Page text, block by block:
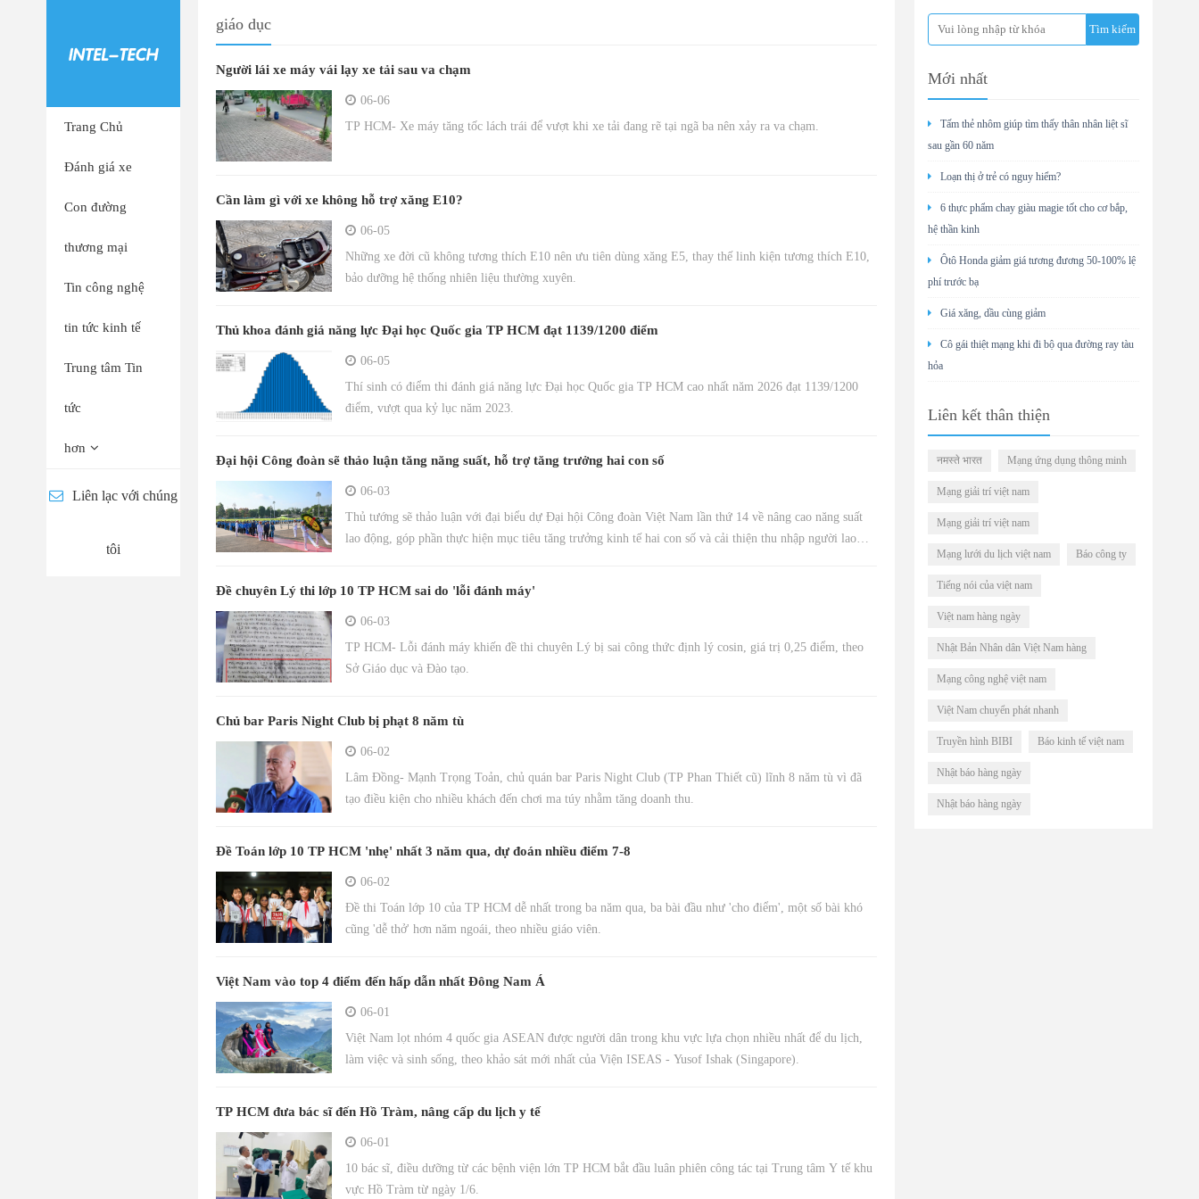
Trang Chủ
Đánh giá xe
Con đường
thương mại
Tin công nghệ
tin tức kinh tế
Trung tâm Tin
tức
hơn
Liên lạc với chúng
tôi
giáo dục
Người lái xe máy vái lạy xe tải sau va chạm
06-06
TP HCM- Xe máy tăng tốc lách trái để vượt khi xe tải đang rẽ tại ngã ba nên xảy ra va chạm.
Cần làm gì với xe không hỗ trợ xăng E10?
06-05
Những xe đời cũ không tương thích E10 nên ưu tiên dùng xăng E5, thay thế linh kiện tương thích E10,
bảo dưỡng hệ thống nhiên liệu thường xuyên.
Thủ khoa đánh giá năng lực Đại học Quốc gia TP HCM đạt 1139/1200 điểm
06-05
Thí sinh có điểm thi đánh giá năng lực Đại học Quốc gia TP HCM cao nhất năm 2026 đạt 1139/1200
điểm, vượt qua kỷ lục năm 2023.
Đại hội Công đoàn sẽ thảo luận tăng năng suất, hỗ trợ tăng trưởng hai con số
06-03
Thủ tướng sẽ thảo luận với đại biểu dự Đại hội Công đoàn Việt Nam lần thứ 14 về nâng cao năng suất
lao động, góp phần thực hiện mục tiêu tăng trưởng kinh tế hai con số và cải thiện thu nhập người lao
Đề chuyên Lý thi lớp 10 TP HCM sai do 'lỗi đánh máy'
06-03
TP HCM- Lỗi đánh máy khiến đề thi chuyên Lý bị sai công thức định lý cosin, giá trị 0,25 điểm, theo
Sở Giáo dục và Đào tạo.
Chủ bar Paris Night Club bị phạt 8 năm tù
06-02
Lâm Đồng- Mạnh Trọng Toản, chủ quán bar Paris Night Club (TP Phan Thiết cũ) lĩnh 8 năm tù vì đã
tạo điều kiện cho nhiều khách đến chơi ma túy nhằm tăng doanh thu.
Đề Toán lớp 10 TP HCM 'nhẹ' nhất 3 năm qua, dự đoán nhiều điểm 7-8
06-02
Đề thi Toán lớp 10 của TP HCM dễ nhất trong ba năm qua, ba bài đầu như 'cho điểm', một số bài khó
cũng 'dễ thở' hơn năm ngoái, theo nhiều giáo viên.
Việt Nam vào top 4 điểm đến hấp dẫn nhất Đông Nam Á
06-01
Việt Nam lọt nhóm 4 quốc gia ASEAN được người dân trong khu vực lựa chọn nhiều nhất để du lịch,
làm việc và sinh sống, theo khảo sát mới nhất của Viện ISEAS - Yusof Ishak (Singapore).
TP HCM đưa bác sĩ đến Hồ Tràm, nâng cấp du lịch y tế
06-01
10 bác sĩ, điều dưỡng từ các bệnh viện lớn TP HCM bắt đầu luân phiên công tác tại Trung tâm Y tế khu
vực Hồ Tràm từ ngày 1/6.
Mới nhất
Tấm thẻ nhôm giúp tìm thấy thân nhân liệt sĩ
sau gần 60 năm
Loạn thị ở trẻ có nguy hiểm?
6 thực phẩm chay giàu magie tốt cho cơ bắp,
hệ thần kinh
Ôtô Honda giảm giá tương đương 50-100% lệ
phí trước bạ
Giá xăng, dầu cùng giảm
Cô gái thiệt mạng khi đi bộ qua đường ray tàu
hỏa
Liên kết thân thiện
नमस्ते भारत Mạng ứng dụng thông minh
Mạng giải trí việt nam
Mạng giải trí việt nam
Mạng lưới du lịch việt nam Báo công ty
Tiếng nói của việt nam
Việt nam hàng ngày
Nhật Bản Nhân dân Việt Nam hàng
Mạng công nghệ việt nam
Việt Nam chuyển phát nhanh
Truyền hình BIBI Báo kinh tế việt nam
Nhật báo hàng ngày
Nhật báo hàng ngày